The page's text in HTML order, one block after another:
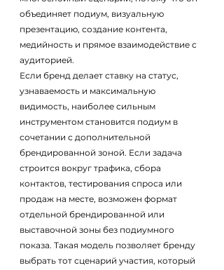
объединяет подиум, визуальную
презентацию, создание контента,
медийность и прямое взаимодействие с
аудиторией.
Если бренд делает ставку на статус,
узнаваемость и максимальную
видимость, наиболее сильным
инструментом становится подиум в
сочетании с дополнительной
брендированной зоной. Если задача
строится вокруг трафика, сбора
контактов, тестирования спроса или
продаж на месте, возможен формат
отдельной брендированной или
выставочной зоны без подиумного
показа. Такая модель позволяет бренду
выбрать тот сценарий участия, который